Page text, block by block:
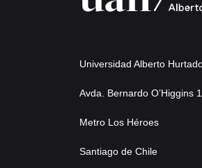
Universidad Alberto
Avda. Bernardo O’Higgins
Metro Los Héroes
Santiago de Chile